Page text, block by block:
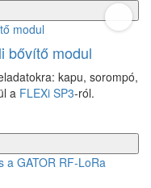
bővítő modul
kapu, sorompó,
a FLEXi SP3-ról.